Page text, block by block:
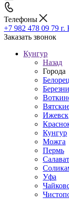
Телефоны
+7 982 478 09 79 г.
Заказать звонок
Кунгур
Назад
Города
Ижевск
Кунгур
Можга
Пермь
Салават
Уфа